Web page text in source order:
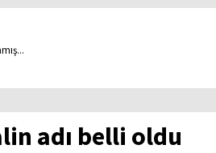
adı belli oldu